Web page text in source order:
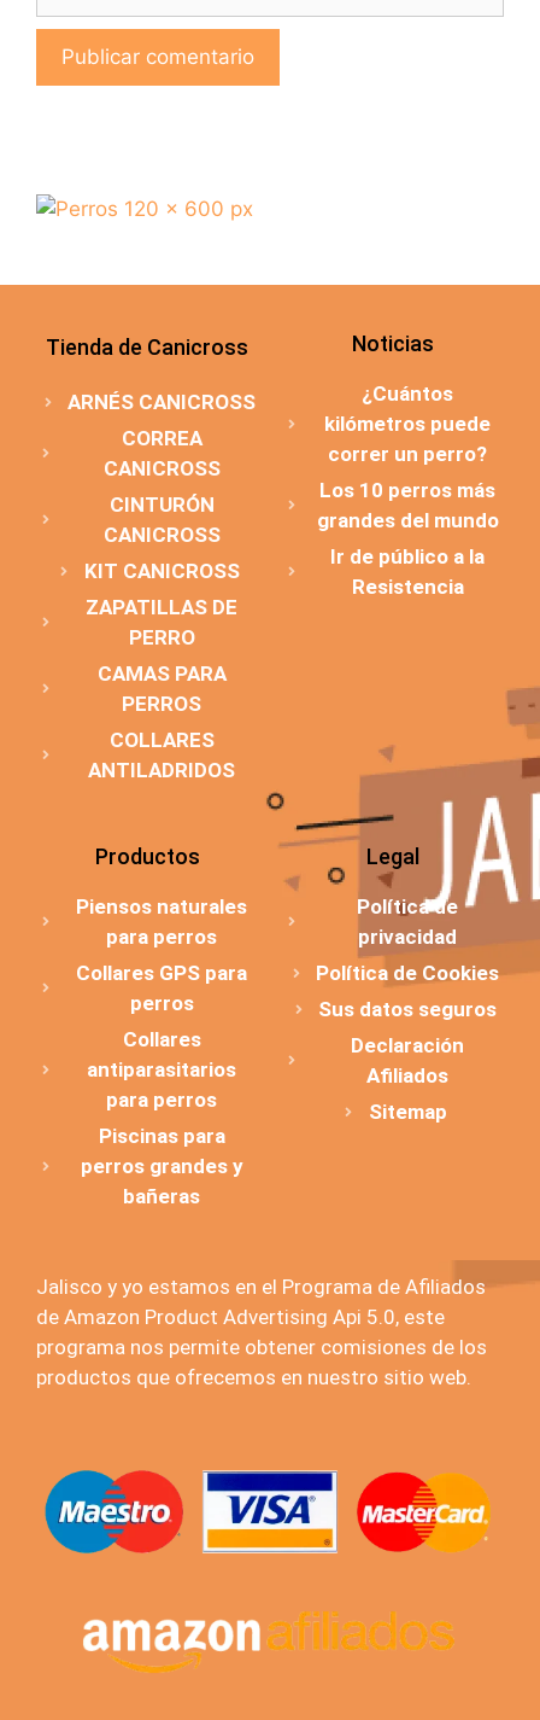
Tienda de Canicross
ARNÉS CANICROSS
CORREA
CANICROSS
CINTURÓN
CANICROSS
KIT CANICROSS
ZAPATILLAS DE
PERRO
CAMAS PARA
PERROS
COLLARES
ANTILADRIDOS
Noticias
¿Cuántos
kilómetros puede
correr un perro?
Los 10 perros más
grandes del mundo
Ir de público a la
Resistencia
Productos
Piensos naturales
para perros
Collares GPS para
perros
Collares
antiparasitarios
para perros
Piscinas para
perros grandes y
bañeras
Legal
Política de
privacidad
Política de Cookies
Sus datos seguros
Declaración
Afiliados
Sitemap
Jalisco y yo estamos en el Programa de Afiliados
de Amazon Product Advertising Api 5.0, este
programa nos permite obtener comisiones de los
productos que ofrecemos en nuestro sitio web.